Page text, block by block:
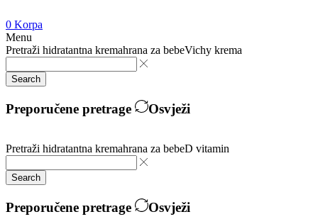
0 Korpa
Menu
Pretraži hidratantna kremahrana za bebeVichy krema
Search
Preporučene pretrage Osvježi
Pretraži hidratantna kremahrana za bebeD vitamin
Search
Preporučene pretrage
Osvježi